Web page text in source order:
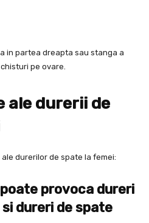
in partea dreapta sau stanga a
pe ovare.
ale durerii de
durerilor de spate la femei:
provoca dureri
dureri de spate